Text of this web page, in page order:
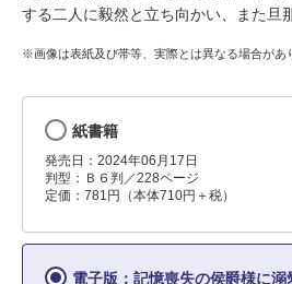
する二人に毅然と立ち向かい、また旦
※画像は表紙及び帯等、実際とは異なる場合があ
紙書籍
発売日：2024年06月17日
判型：Ｂ６判／228ページ
定価：781円（本体710円＋税）
電子版：記憶喪失の侯爵様に